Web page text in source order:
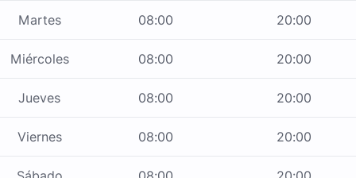
Martes 08:00 20:00
Miércoles 08:00 20:00
Jueves 08:00 20:00
Viernes 08:00 20:00